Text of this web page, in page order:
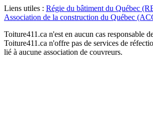
Liens utiles : Régie du bâtiment du Québec
Association de la construction du Québec
Toiture411.ca n'est en aucun cas responsable
Toiture411.ca n'offre pas de services de
lié à aucune association de couvreurs.